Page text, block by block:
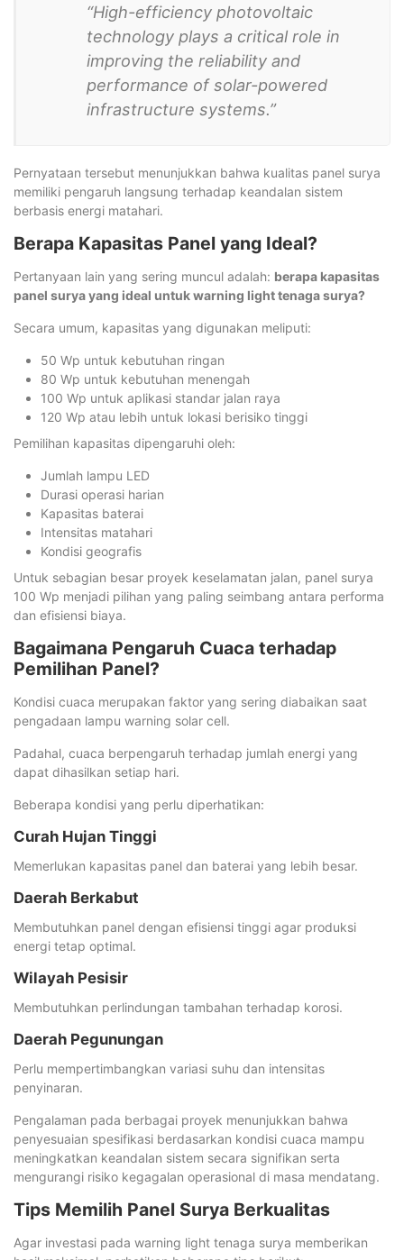
“High-efficiency photovoltaic
technology plays a critical role in
improving the reliability and
performance of solar-powered
infrastructure systems.”
Pernyataan tersebut menunjukkan bahwa kualitas panel surya
memiliki pengaruh langsung terhadap keandalan sistem
berbasis energi matahari.
Berapa Kapasitas Panel yang Ideal?
Pertanyaan lain yang sering muncul adalah: berapa kapasitas
panel surya yang ideal untuk warning light tenaga surya?
Secara umum, kapasitas yang digunakan meliputi:
50 Wp untuk kebutuhan ringan
80 Wp untuk kebutuhan menengah
100 Wp untuk aplikasi standar jalan raya
120 Wp atau lebih untuk lokasi berisiko tinggi
Pemilihan kapasitas dipengaruhi oleh:
Jumlah lampu LED
Durasi operasi harian
Kapasitas baterai
Intensitas matahari
Kondisi geografis
Untuk sebagian besar proyek keselamatan jalan, panel surya
100 Wp menjadi pilihan yang paling seimbang antara performa
dan efisiensi biaya.
Bagaimana Pengaruh Cuaca terhadap
Pemilihan Panel?
Kondisi cuaca merupakan faktor yang sering diabaikan saat
pengadaan lampu warning solar cell.
Padahal, cuaca berpengaruh terhadap jumlah energi yang
dapat dihasilkan setiap hari.
Beberapa kondisi yang perlu diperhatikan:
Curah Hujan Tinggi
Memerlukan kapasitas panel dan baterai yang lebih besar.
Daerah Berkabut
Membutuhkan panel dengan efisiensi tinggi agar produksi
energi tetap optimal.
Wilayah Pesisir
Membutuhkan perlindungan tambahan terhadap korosi.
Daerah Pegunungan
Perlu mempertimbangkan variasi suhu dan intensitas
penyinaran.
Pengalaman pada berbagai proyek menunjukkan bahwa
penyesuaian spesifikasi berdasarkan kondisi cuaca mampu
meningkatkan keandalan sistem secara signifikan serta
mengurangi risiko kegagalan operasional di masa mendatang.
Tips Memilih Panel Surya Berkualitas
Agar investasi pada warning light tenaga surya memberikan